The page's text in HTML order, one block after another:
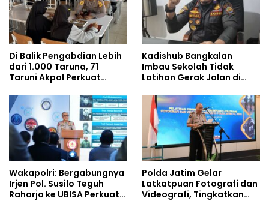
Di Balik Pengabdian Lebih
dari 1.000 Taruna, 71
Taruni Akpol Perkuat
Siswa Sekolah Rakyat
Kadishub Bangkalan
Imbau Sekolah Tidak
Latihan Gerak Jalan di
Wakapolri: Bergabungnya
Irjen Pol. Susilo Teguh
Raharjo ke UBISA Perkuat
Polda Jatim Gelar
Latkatpuan Fotografi dan
Videografi, Tingkatkan